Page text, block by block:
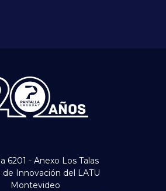
6201 - Anexo Los Talas
de Innovación del LATU
Montevideo